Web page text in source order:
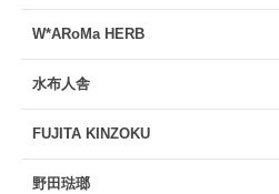
W*ARoMa HERB
水布人舎
FUJITA KINZOKU
野田琺瑯